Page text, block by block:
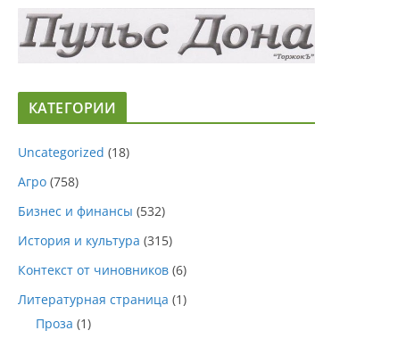
КАТЕГОРИИ
Uncategorized (18)
Агро (758)
Бизнес и финансы (532)
История и культура (315)
Контекст от чиновников (6)
Литературная страница (1)
Проза (1)